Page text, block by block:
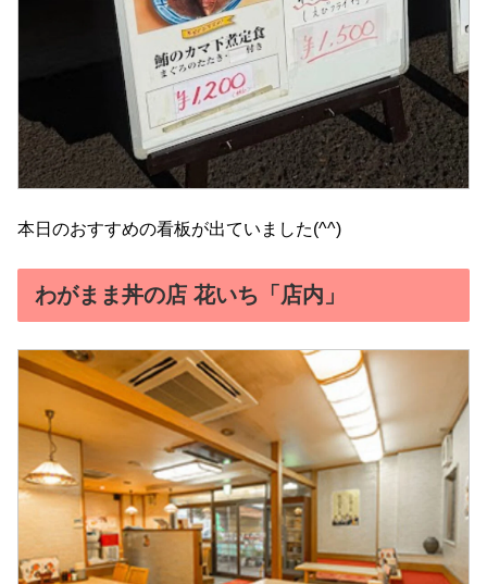
本日のおすすめの看板が出ていました(^^)
わがまま丼の店 花いち「店内」